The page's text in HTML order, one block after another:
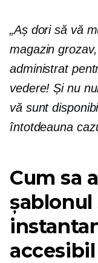
„Aș dori să vă
magazin
administrat
vedere! Și nu
vă sunt
întotdeauna
Cum sa
accesibil